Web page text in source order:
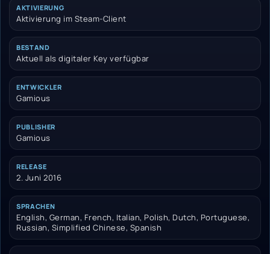
AKTIVIERUNG
Aktivierung im Steam-Client
BESTAND
Aktuell als digitaler Key verfügbar
ENTWICKLER
Gamious
PUBLISHER
Gamious
RELEASE
2. Juni 2016
SPRACHEN
English, German, French, Italian, Polish, Dutch, Portuguese,
Russian, Simplified Chinese, Spanish